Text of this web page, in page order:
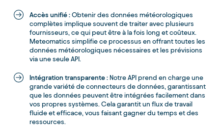
Accès unifié : Obtenir des données météorologiques
complètes implique souvent de traiter avec plusieurs
fournisseurs, ce qui peut être à la fois long et coûteux.
Meteomatics simplifie ce processus en offrant toutes les
données météorologiques nécessaires et les prévisions
via une seule API.
Intégration transparente : Notre API prend en charge une
grande variété de connecteurs de données, garantissant
que les données peuvent être intégrées facilement dans
vos propres systèmes. Cela garantit un flux de travail
fluide et efficace, vous faisant gagner du temps et des
ressources.